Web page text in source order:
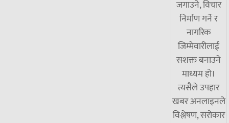
जगाउने, विचार
निर्माण गर्ने र
नागरिक
जिम्मेवारीलाई
सशक्त बनाउने
माध्यम हो।
त्यसैले उपहार
खबर अनलाइनले
विश्लेषण, सरोकार